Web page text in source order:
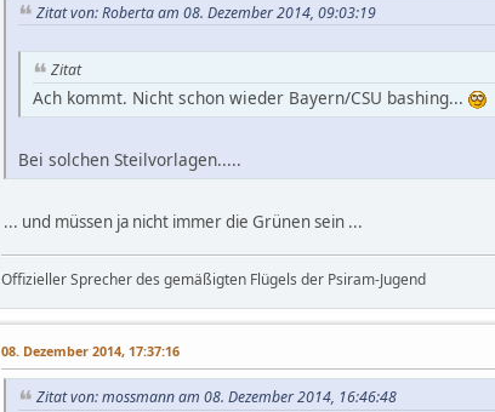
Zitat von: Roberta am 08. Dezember 2014, 09:03:19
Zitat
Ach kommt. Nicht schon wieder Bayern/CSU bashing...
Bei solchen Steilvorlagen.....
... und müssen ja nicht immer die Grünen sein ...
Offizieller Sprecher des gemäßigten Flügels der Psiram-Jugend
08. Dezember 2014, 17:37:16
Zitat von: mossmann am 08. Dezember 2014, 16:46:48